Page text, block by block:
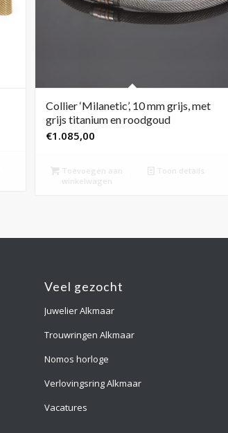
Collier ‘Milanetic’, 10 mm grijs, met
grijs titanium en roodgoud
€1.085,00
Toevoegen aan
winkelwagen
Toon details
Veel gezocht
Juwelier Alkmaar
Trouwringen Alkmaar
Nomos horloge
Verlovingsring Alkmaar
Vacatures